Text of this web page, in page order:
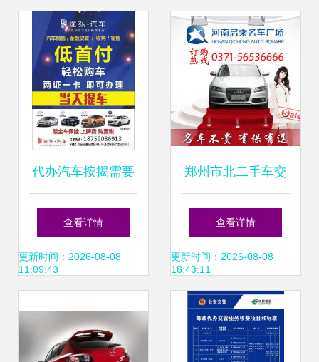
按揭、代办过户与
上牌服务
代办汽车按揭需要
注意什么？易车为
您详解
查看详情
更新时间：2026-08-08
11:09:43
郑州市北二手车交
易市场位置及路线
指南与年检须知
查看详情
更新时间：2026-08-08
18:43:11